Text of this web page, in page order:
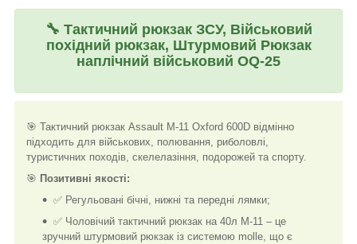
🔧 Тактичний рюкзак ЗСУ, Військовий
похідний рюкзак, Штурмовий Рюкзак
наплічний військовий OQ-25
🎯 Тактичний рюкзак Assault M-11 Oxford 600D відмінно
підходить для військових, полювання, риболовлі,
туристичних походів, скелелазіння, подорожей та спорту.
🎯 Позитивні якості:
✅ Регульовані бічні, нижні та передні лямки;
✅ Чоловічий тактичний рюкзак на 40л M-11 – це
зручний штурмовий рюкзак із системою molle, що є